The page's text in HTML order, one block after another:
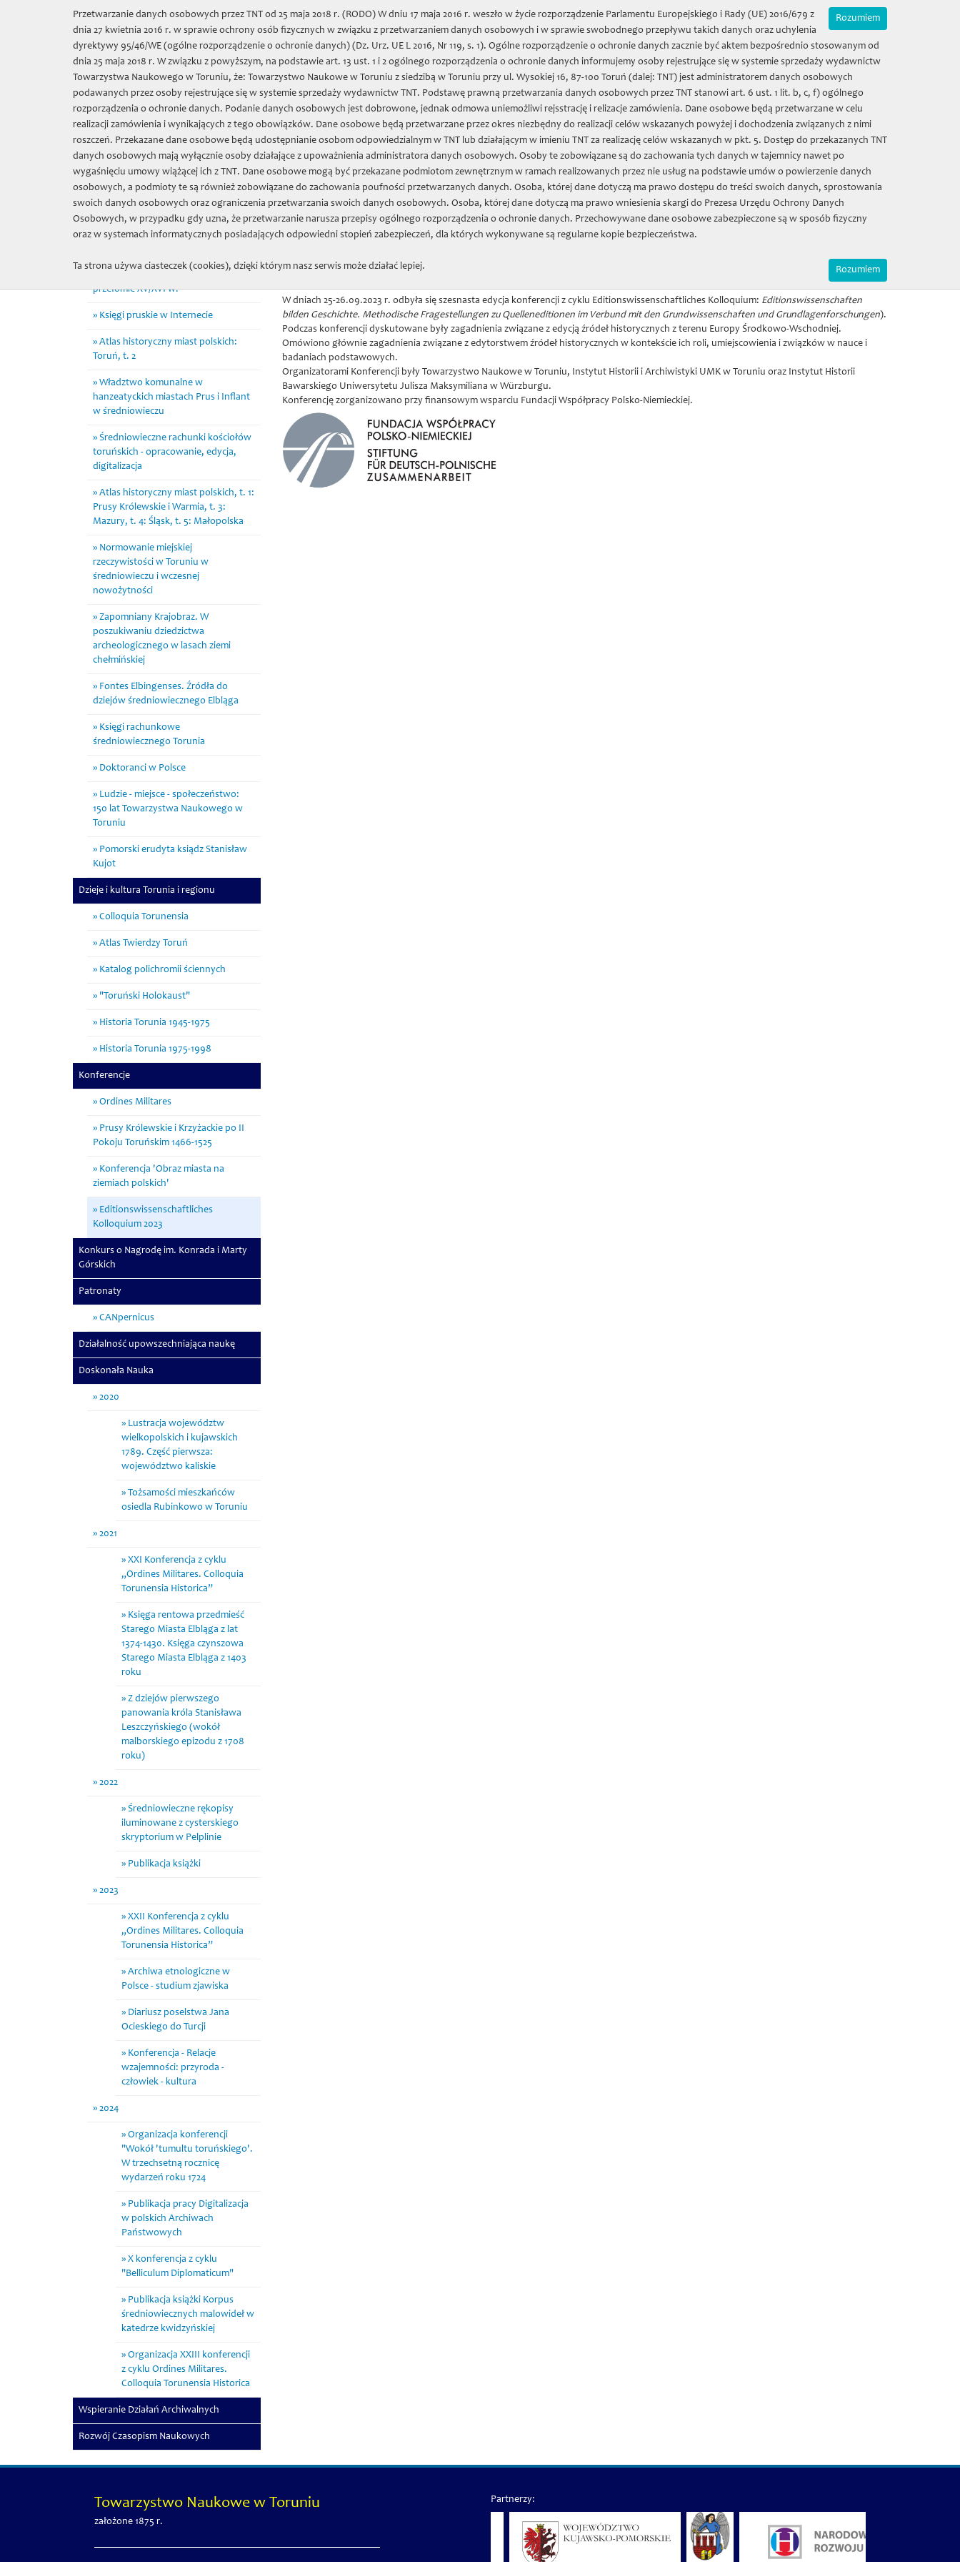
Zamówienia on-line
Wybierz język: Mój koszyk | (0) 0 zł
Towarzystwo Naukowe w Toruniu
O nas Sprzedaż wydawnictw Zapiski Historyczne Projekty Zbiory Jubileusz Zamówienia Sala kolumnowa
Galeria Kontakt
» Projekty Konferencje » Editionswissenschaftliches Kolloquium 2023
Granty badawcze
Księga ławnicza Starego Miasta
Torunia (1479-1515)
Niemiecko-polski i polsko-niemiecki
przełomie XV/XVI w.
Księgi pruskie w Internecie
Atlas historyczny miast polskich:
Toruń, t. 2
Władztwo komunalne w
hanzeatyckich miastach Prus i Inflant
w średniowieczu
Średniowieczne rachunki kościołów
toruńskich - opracowanie, edycja,
digitalizacja
Atlas historyczny miast polskich, t. 1:
Prusy Królewskie i Warmia, t. 3:
Mazury, t. 4: Śląsk, t. 5: Małopolska
Normowanie miejskiej
rzeczywistości w Toruniu w
średniowieczu i wczesnej
nowożytności
Zapomniany Krajobraz. W
poszukiwaniu dziedzictwa
archeologicznego w lasach ziemi
chełmińskiej
Fontes Elbingenses. Źródła do
dziejów średniowiecznego Elbląga
Księgi rachunkowe
średniowiecznego Torunia
Doktoranci w Polsce
Ludzie - miejsce - społeczeństwo:
150 lat Towarzystwa Naukowego w
Toruniu
Pomorski erudyta ksiądz Stanisław
Kujot
Dzieje i kultura Torunia i regionu
Colloquia Torunensia
Atlas Twierdzy Toruń
Katalog polichromii ściennych
"Toruński Holokaust"
Historia Torunia 1945-1975
Historia Torunia 1975-1998
Konferencje
Ordines Militares
Prusy Królewskie i Krzyżackie po II
Pokoju Toruńskim 1466-1525
Konferencja 'Obraz miasta na
ziemiach polskich'
Editionswissenschaftliches
Kolloquium 2023
Konkurs o Nagrodę im. Konrada i Marty
Górskich
Patronaty
CANpernicus
Działalność upowszechniająca naukę
Doskonała Nauka
2020
Lustracja województw
wielkopolskich i kujawskich
1789. Część pierwsza:
województwo kaliskie
Tożsamości mieszkańców
osiedla Rubinkowo w Toruniu
2021
XXI Konferencja z cyklu
„Ordines Militares. Colloquia
Torunensia Historica”
Księga rentowa przedmieść
Starego Miasta Elbląga z lat
1374-1430. Księga czynszowa
Starego Miasta Elbląga z 1403
roku
Z dziejów pierwszego
panowania króla Stanisława
Leszczyńskiego (wokół
malborskiego epizodu z 1708
roku)
2022
Średniowieczne rękopisy
iluminowane z cysterskiego
skryptorium w Pelplinie
Publikacja książki
2023
XXII Konferencja z cyklu
„Ordines Militares. Colloquia
Torunensia Historica”
Archiwa etnologiczne w
Polsce - studium zjawiska
Diariusz poselstwa Jana
Ocieskiego do Turcji
Konferencja - Relacje
wzajemności: przyroda -
człowiek - kultura
2024
Organizacja konferencji
"Wokół 'tumultu toruńskiego'.
W trzechsetną rocznicę
wydarzeń roku 1724
Publikacja pracy Digitalizacja
w polskich Archiwach
Państwowych
X konferencja z cyklu
"Belliculum Diplomaticum"
Publikacja książki Korpus
średniowiecznych malowideł w
katedrze kwidzyńskiej
Organizacja XXIII konferencji
z cyklu Ordines Militares.
Colloquia Torunensia Historica
Wspieranie Działań Archiwalnych
Rozwój Czasopism Naukowych
Editionswissenschaftliches Kolloquium 2023
W dniach 25-26.09.2023 r. odbyła się szesnasta edycja konferencji z cyklu Editionswissenschaftliches Kolloquium: Editionswissenschaften
bilden Geschichte. Methodische Fragestellungen zu Quelleneditionen im Verbund mit den Grundwissenschaften und Grundlagenforschungen).
Podczas konferencji dyskutowane były zagadnienia związane z edycją źródeł historycznych z terenu Europy Środkowo-Wschodniej.
Omówiono głównie zagadnienia związane z edytorstwem źródeł historycznych w kontekście ich roli, umiejscowienia i związków w nauce i
badaniach podstawowych.
Organizatorami Konferencji były Towarzystwo Naukowe w Toruniu, Instytut Historii i Archiwistyki UMK w Toruniu oraz Instytut Historii
Bawarskiego Uniwersytetu Julisza Maksymiliana w Würzburgu.
Konferencję zorganizowano przy finansowym wsparciu Fundacji Współpracy Polsko-Niemieckiej.
Towarzystwo Naukowe w Toruniu
założone 1875 r.
Partnerzy:
Rozumiem
Przetwarzanie danych osobowych przez TNT od 25 maja 2018 r. (RODO) W dniu 17 maja 2016 r. weszło w życie rozporządzenie Parlamentu Europejskiego i Rady (UE) 2016/679 z
dnia 27 kwietnia 2016 r. w sprawie ochrony osób fizycznych w związku z przetwarzaniem danych osobowych i w sprawie swobodnego przepływu takich danych oraz uchylenia
dyrektywy 95/46/WE (ogólne rozporządzenie o ochronie danych) (Dz. Urz. UE L 2016, Nr 119, s. 1). Ogólne rozporządzenie o ochronie danych zacznie być aktem bezpośrednio stosowanym od
dnia 25 maja 2018 r. W związku z powyższym, na podstawie art. 13 ust. 1 i 2 ogólnego rozporządzenia o ochronie danych informujemy osoby rejestrujące się w systemie sprzedaży wydawnictw
Towarzystwa Naukowego w Toruniu, że: Towarzystwo Naukowe w Toruniu z siedzibą w Toruniu przy ul. Wysokiej 16, 87-100 Toruń (dalej: TNT) jest administratorem danych osobowych
podawanych przez osoby rejestrujące się w systemie sprzedaży wydawnictw TNT. Podstawę prawną przetwarzania danych osobowych przez TNT stanowi art. 6 ust. 1 lit. b, c, f) ogólnego
rozporządzenia o ochronie danych. Podanie danych osobowych jest dobrowone, jednak odmowa uniemożliwi rejsstrację i relizacje zamówienia. Dane osobowe będą przetwarzane w celu
realizacji zamówienia i wynikających z tego obowiązków. Dane osobowe będą przetwarzane przez okres niezbędny do realizacji celów wskazanych powyżej i dochodzenia związanych z nimi
roszczeń. Przekazane dane osobowe będą udostępnianie osobom odpowiedzialnym w TNT lub działającym w imieniu TNT za realizację celów wskazanych w pkt. 5. Dostęp do przekazanych TNT
danych osobowych mają wyłącznie osoby działające z upoważnienia administratora danych osobowych. Osoby te zobowiązane są do zachowania tych danych w tajemnicy nawet po
wygaśnięciu umowy wiążącej ich z TNT. Dane osobowe mogą być przekazane podmiotom zewnętrznym w ramach realizowanych przez nie usług na podstawie umów o powierzenie danych
osobowych, a podmioty te są również zobowiązane do zachowania poufności przetwarzanych danych. Osoba, której dane dotyczą ma prawo dostępu do treści swoich danych, sprostowania
swoich danych osobowych oraz ograniczenia przetwarzania swoich danych osobowych. Osoba, której dane dotyczą ma prawo wniesienia skargi do Prezesa Urzędu Ochrony Danych
Osobowych, w przypadku gdy uzna, że przetwarzanie narusza przepisy ogólnego rozporządzenia o ochronie danych. Przechowywane dane osobowe zabezpieczone są w sposób fizyczny
oraz w systemach informatycznych posiadających odpowiedni stopień zabezpieczeń, dla których wykonywane są regularne kopie bezpieczeństwa.
Ta strona używa ciasteczek (cookies), dzięki którym nasz serwis może działać lepiej. Rozumiem